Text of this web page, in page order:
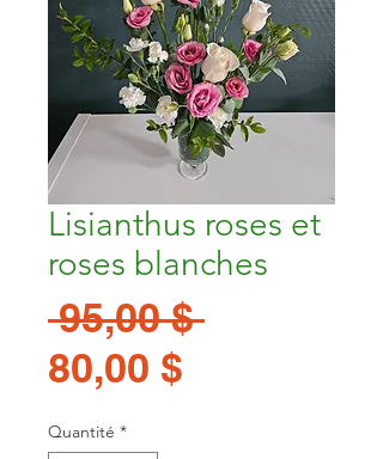
Lisianthus roses et
roses blanches
95,00 $ Prix
80,00 $
Quantité *